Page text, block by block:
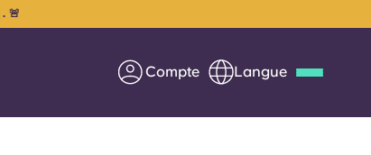
Compte Langue
. 🚨